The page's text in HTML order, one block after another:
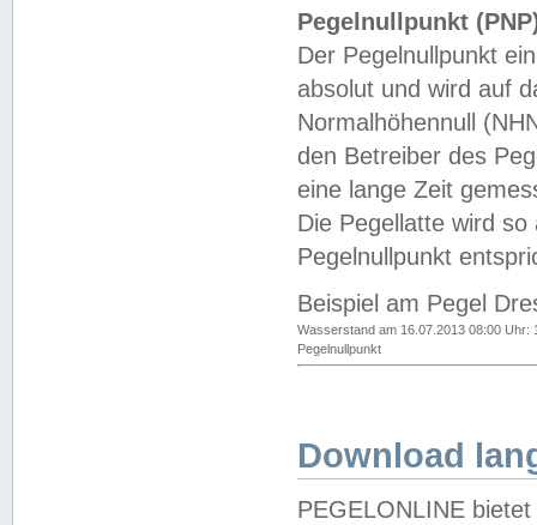
Pegelnullpunkt
Der Pegelnullpunkt
absolut und wird auf
Normalhöhennull
den Betreiber des
eine lange Zeit
Die Pegellatte wird
Pegelnullpunkt
Beispiel am Pegel
Wasserstand am 16.07.2013 08:00 Uhr:
Pegelnullpunkt
Download
PEGELONLINE